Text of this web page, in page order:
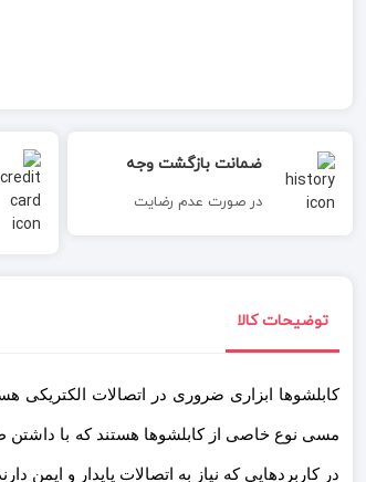
ضمانت بازگشت وجه
در صورت عدم رضایت
توضیحات کالا
کابلشوها ابزاری ضروری در اتصالات الکتریکی
مسی نوع خاصی از کابلشوها هستند که با داشتن
در کاربردهایی که نیاز به اتصالات پایدار و ایمن